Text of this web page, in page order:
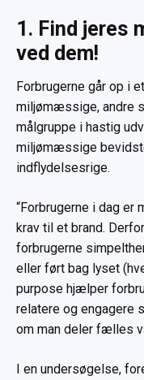
1. Find jeres
ved dem!
Forbrugerne går op i
miljømæssige, andre
målgruppe i hastig
miljømæssige
indflydelsesrige.
“Forbrugerne i dag
krav til et brand.
forbrugerne
eller ført bag lyset
purpose hjælper
relatere og engagere
om man deler fælles
I en undersøgelse,